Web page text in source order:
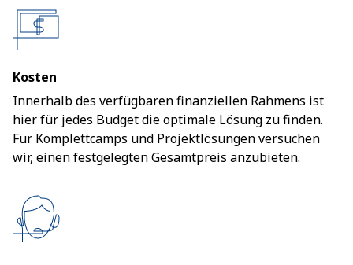
Kosten
Innerhalb des verfügbaren finanziellen Rahmens ist
hier für jedes Budget die optimale Lösung zu finden.
Für Komplettcamps und Projektlösungen versuchen
wir, einen festgelegten Gesamtpreis anzubieten.